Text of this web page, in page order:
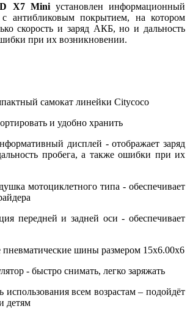
X7 Miniустановлен информационный
антибликовым покрытием, на котором
скорость и заряд АКБ, но и дальность
при их возникновении.
самокат линейки Citycoco
и удобно хранить
дисплей - отображает заряд
пробега, а также ошибки при их
мотоциклетного типа - обеспечивает
и задней оси - обеспечивает
шины размером 15х6.00х6
- быстро снимать, легко заряжать
всем возрастам – подойдёт
детям